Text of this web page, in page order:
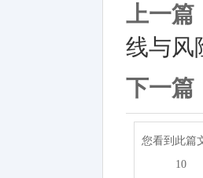
上一篇
线与风
下一篇
您看到此篇
10